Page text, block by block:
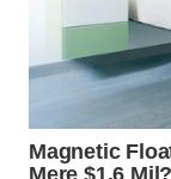
WAHANA
NEWS
WAHANA
TANI